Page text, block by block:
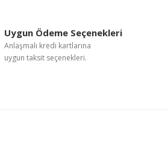
Uygun Ödeme Seçenekleri
Anlaşmalı kredi kartlarına
uygun taksit seçenekleri.